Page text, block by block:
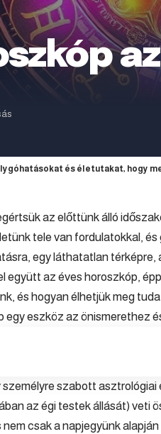
és életutakat, hogy
az előttünk álló
tele van fordulatokkal,
egy láthatatlan térképre,
együtt az éves horoszkóp,
és hogyan élhetjük meg
egy eszköz az önismerethez
szabott asztrológiai
az égi testek állását) veti
csak a napjegyünk